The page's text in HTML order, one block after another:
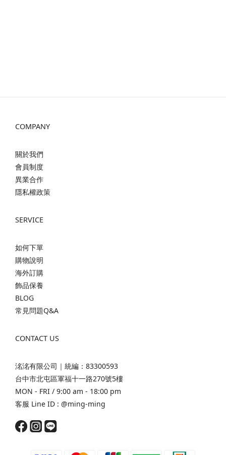
COMPANY
關於我們
會員制度
異業合作
隱私權政策
SERVICE
如何下單
購物說明
海外訂購
飾品保養
BLOG
常見問題Q&A
CONTACT US
洺洺有限公司｜統編：83300593
台中市北屯區軍福十一路270號5樓
MON - FRI / 9:00 am - 18:00 pm
客服 Line ID : @ming-ming